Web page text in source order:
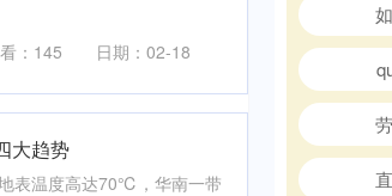
：145 日期：02-18
大趋势
表温度高达70℃，华南一带